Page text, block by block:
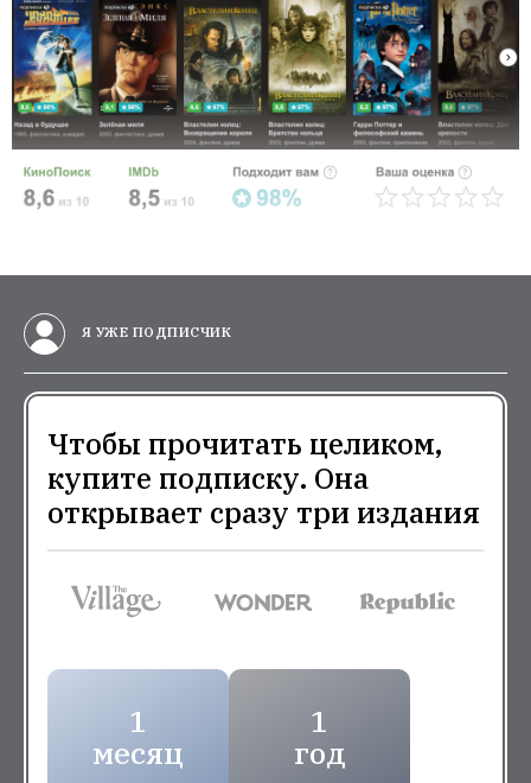
Я УЖЕ ПОДПИСЧИК
Чтобы прочитать целиком,
купите подписку. Она
открывает сразу три издания
1
месяц
1
год